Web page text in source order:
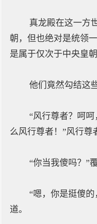
真龙殿在这一方世
朝，但也绝对是统领
是属于仅次于中央皇
他们竟然勾结这些
“风行尊者？呵呵
么风行尊者！”风行尊
“你当我傻吗？”覆
“嗯，你是挺傻的
道。